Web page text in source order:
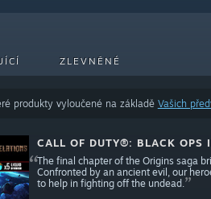
ZLEVNĚNÉ
produkty vyloučené na základě Vašich
CALL OF DUTY®: BLACK OPS
The final chapter of the Origins saga
Confronted by an ancient evil, our
to help in fighting off the undead.